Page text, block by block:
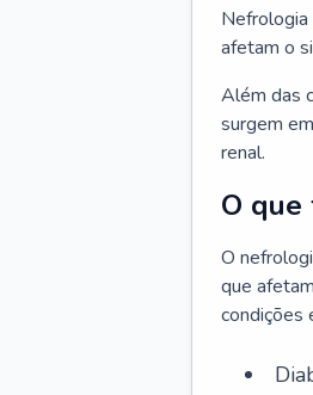
Nefrologia
afetam o
Além das
surgem
renal.
O
O
que
condições